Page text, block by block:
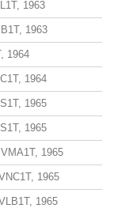
1963
1963
1964
1964
1965
1965
1965
1965
1965